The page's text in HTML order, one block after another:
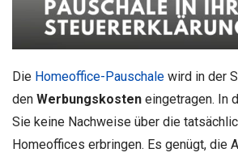
Die Homeoffice-Pauschale wird in der
den Werbungskosten eingetragen. In
Sie keine Nachweise über die
Homeoffices erbringen. Es genügt, die